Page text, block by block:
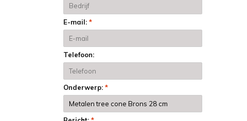
E-mail: *
Telefoon:
Onderwerp: *